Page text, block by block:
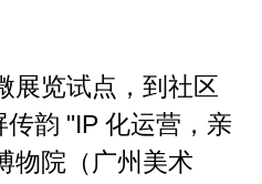
展览试点，到社区
传韵 "IP 化运营，亲
物院（广州美术